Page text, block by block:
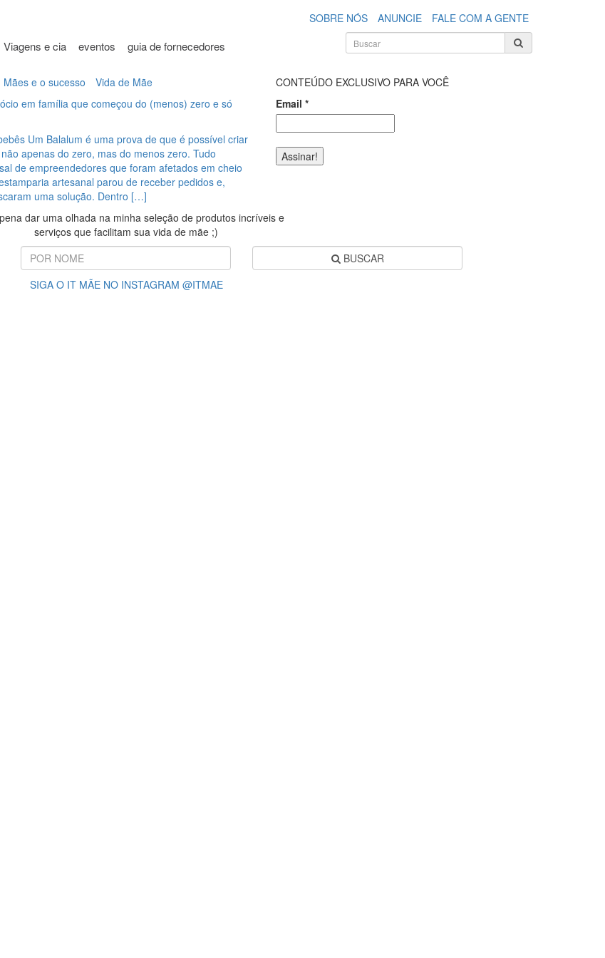
SOBRE NÓS ANUNCIE FALE COM A GENTE
Viagens e cia eventos guia de fornecedores
Mães e o sucesso
Vida de Mãe
em família que começou do (menos) zero e só
Um Balalum é uma prova de que é possível criar
apenas do zero, mas do menos zero. Tudo
de empreendedores que foram afetados em cheio
artesanal parou de receber pedidos e,
uma solução. Dentro […]
CONTEÚDO EXCLUSIVO PARA VOCÊ
Email *
dar uma olhada na minha seleção de produtos incríveis e
serviços que facilitam sua vida de mãe ;)
BUSCAR
SIGA O IT MÃE NO INSTAGRAM @ITMAE